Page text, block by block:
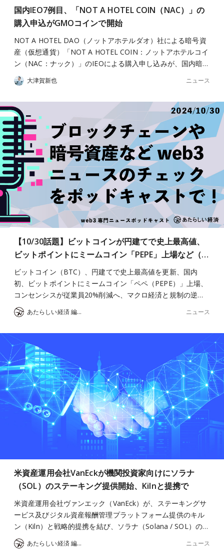
国内IEO7例目、「NOT A HOTEL COIN（NAC）」の
購入申込がGMOコインで開始
NOT A HOTEL DAO（ノットアホテルダオ）社による暗号資
産（仮想通貨）「NOT A HOTEL COIN：ノットアホテルコイ
ン（NAC：ナック）」のIEOによる購入申し込みが、国内暗…
大津賀新也 ニュース
【10/30話題】ビットコインが円建てで史上最高値、
ビットポイントにミームコイン「PEPE」上場など（…
ビットコイン（BTC）、円建てで史上最高値を更新、国内
初、ビットポイントにミームコイン「ペペ（PEPE）」上場、
コンセンシスが従業員20%削減へ、マクロ経済と規制の逆…
あたらしい経済 編集部 ニュース
米資産運用会社VanEckが機関投資家向けにソラナ
（SOL）のステーキング提供開始、Kilnと提携で
米資産運用会社ヴァンエック（VanEck）が、ステーキングサ
ービス及びジタル資産報酬管理プラットフォーム提供のキル
ン（Kiln）と戦略的提携を結び、ソラナ（Solana / SOL）の…
あたらしい経済 編集部 ニュース